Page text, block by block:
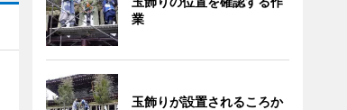
業
玉飾りが設置されるころか